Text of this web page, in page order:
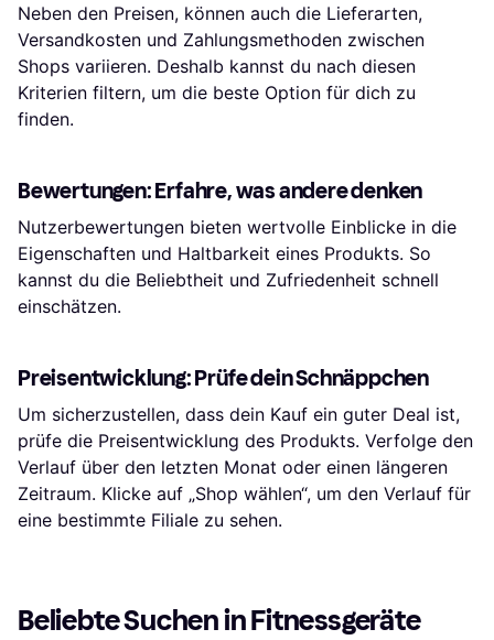
Neben den Preisen, können auch die Lieferarten,
Versandkosten und Zahlungsmethoden zwischen
Shops variieren. Deshalb kannst du nach diesen
Kriterien filtern, um die beste Option für dich zu
finden.
Bewertungen: Erfahre, was andere denken
Nutzerbewertungen bieten wertvolle Einblicke in die
Eigenschaften und Haltbarkeit eines Produkts. So
kannst du die Beliebtheit und Zufriedenheit schnell
einschätzen.
Preisentwicklung: Prüfe dein Schnäppchen
Um sicherzustellen, dass dein Kauf ein guter Deal ist,
prüfe die Preisentwicklung des Produkts. Verfolge den
Verlauf über den letzten Monat oder einen längeren
Zeitraum. Klicke auf „Shop wählen“, um den Verlauf für
eine bestimmte Filiale zu sehen.
Beliebte Suchen in Fitnessgeräte